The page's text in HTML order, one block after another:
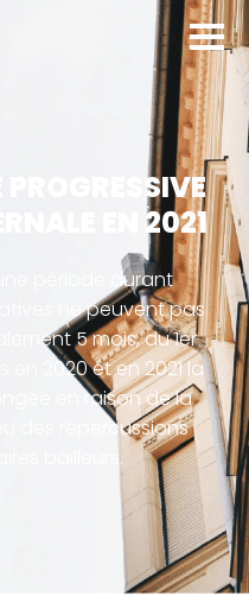
PROGRESSIVE
EN 2021
période durant
ne peuvent pas
5 mois, du 1er
en 2020 et en 2021 la
en raison de la
des répercussions
bailleurs.